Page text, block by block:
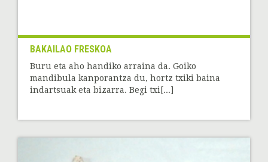
BAKAILAO FRESKOA
Buru eta aho handiko arraina da. Goiko
mandibula kanporantza du, hortz txiki baina
indartsuak eta bizarra. Begi txi[...]